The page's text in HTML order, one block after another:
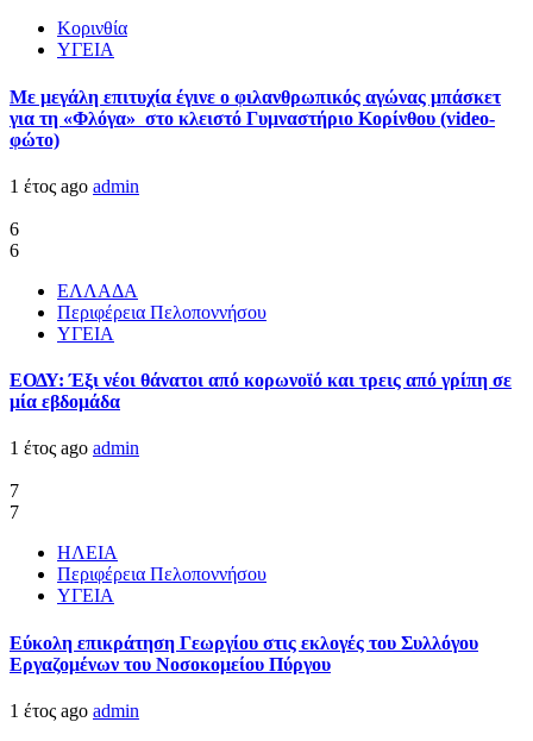
Κορινθία
ΥΓΕΙΑ
Με μεγάλη επιτυχία έγινε ο φιλανθρωπικός αγώνας μπάσκετ
για τη «Φλόγα» στο κλειστό Γυμναστήριο Κορίνθου (video-
φώτο)
1 έτος ago admin
6
6
ΕΛΛΑΔΑ
Περιφέρεια Πελοποννήσου
ΥΓΕΙΑ
ΕΟΔΥ: Έξι νέοι θάνατοι από κορωνοϊό και τρεις από γρίπη σε
μία εβδομάδα
1 έτος ago admin
7
7
ΗΛΕΙΑ
Περιφέρεια Πελοποννήσου
ΥΓΕΙΑ
Εύκολη επικράτηση Γεωργίου στις εκλογές του Συλλόγου
Εργαζομένων του Νοσοκομείου Πύργου
1 έτος ago admin